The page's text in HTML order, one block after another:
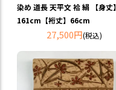
染め 道長 天平文 袷 絹 【身丈】
161cm【裄丈】66cm
27,500円(税込)